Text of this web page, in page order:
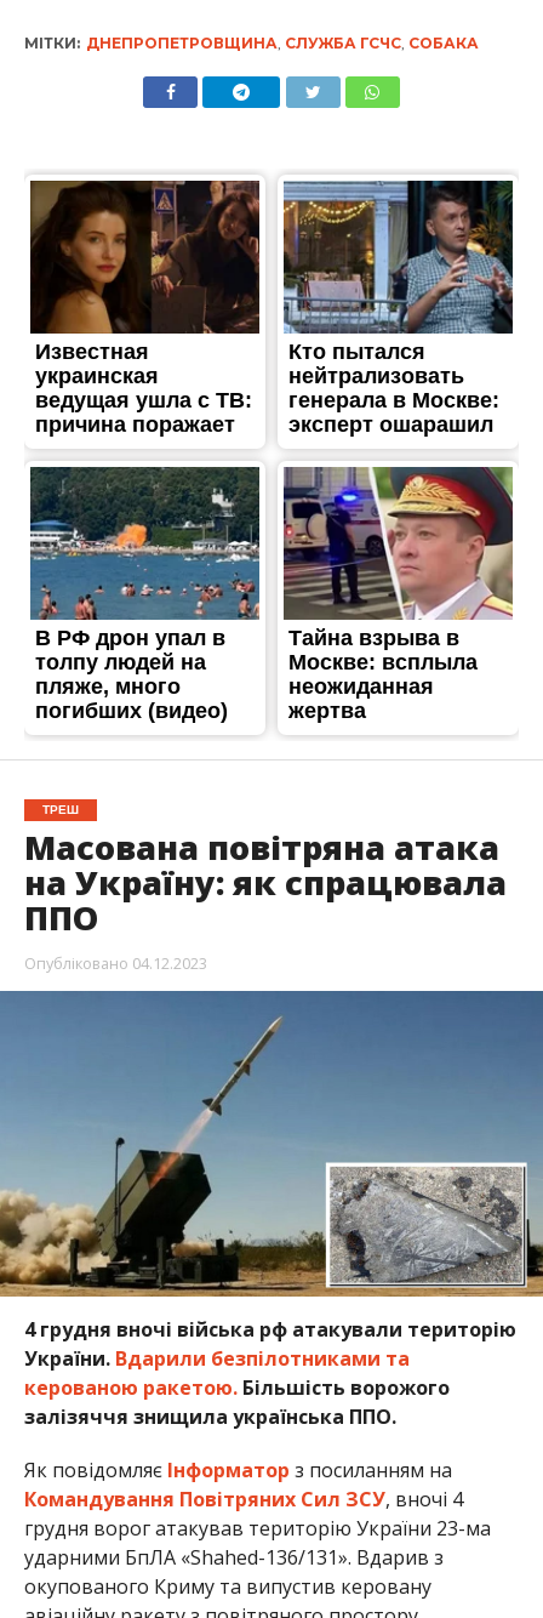
МІТКИ: ДНЕПРОПЕТРОВЩИНА СЛУЖБА ГСЧС, СОБАКА
ТРЕШ
Масована повітряна атака
на Україну: як спрацювала
ППО
Опубліковано 04.12.2023
4 грудня вночі війська рф атакували територію
України. Вдарили безпілотниками та
керованою ракетою.Більшість ворожого
залізяччя знищила українська ППО.
Як повідомляєІнформатор з посиланням на
Командування Повітряних Сил ЗСУ, вночі 4
грудня ворог атакував територію України 23-ма
ударними БпЛА «Shahed-136/131». Вдарив з
окупованого Криму та випустив керовану